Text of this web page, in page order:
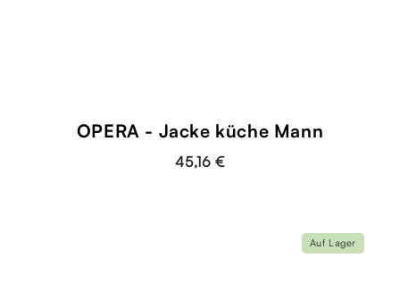
OPERA - Jacke küche Mann
45,16 €
Auf Lager